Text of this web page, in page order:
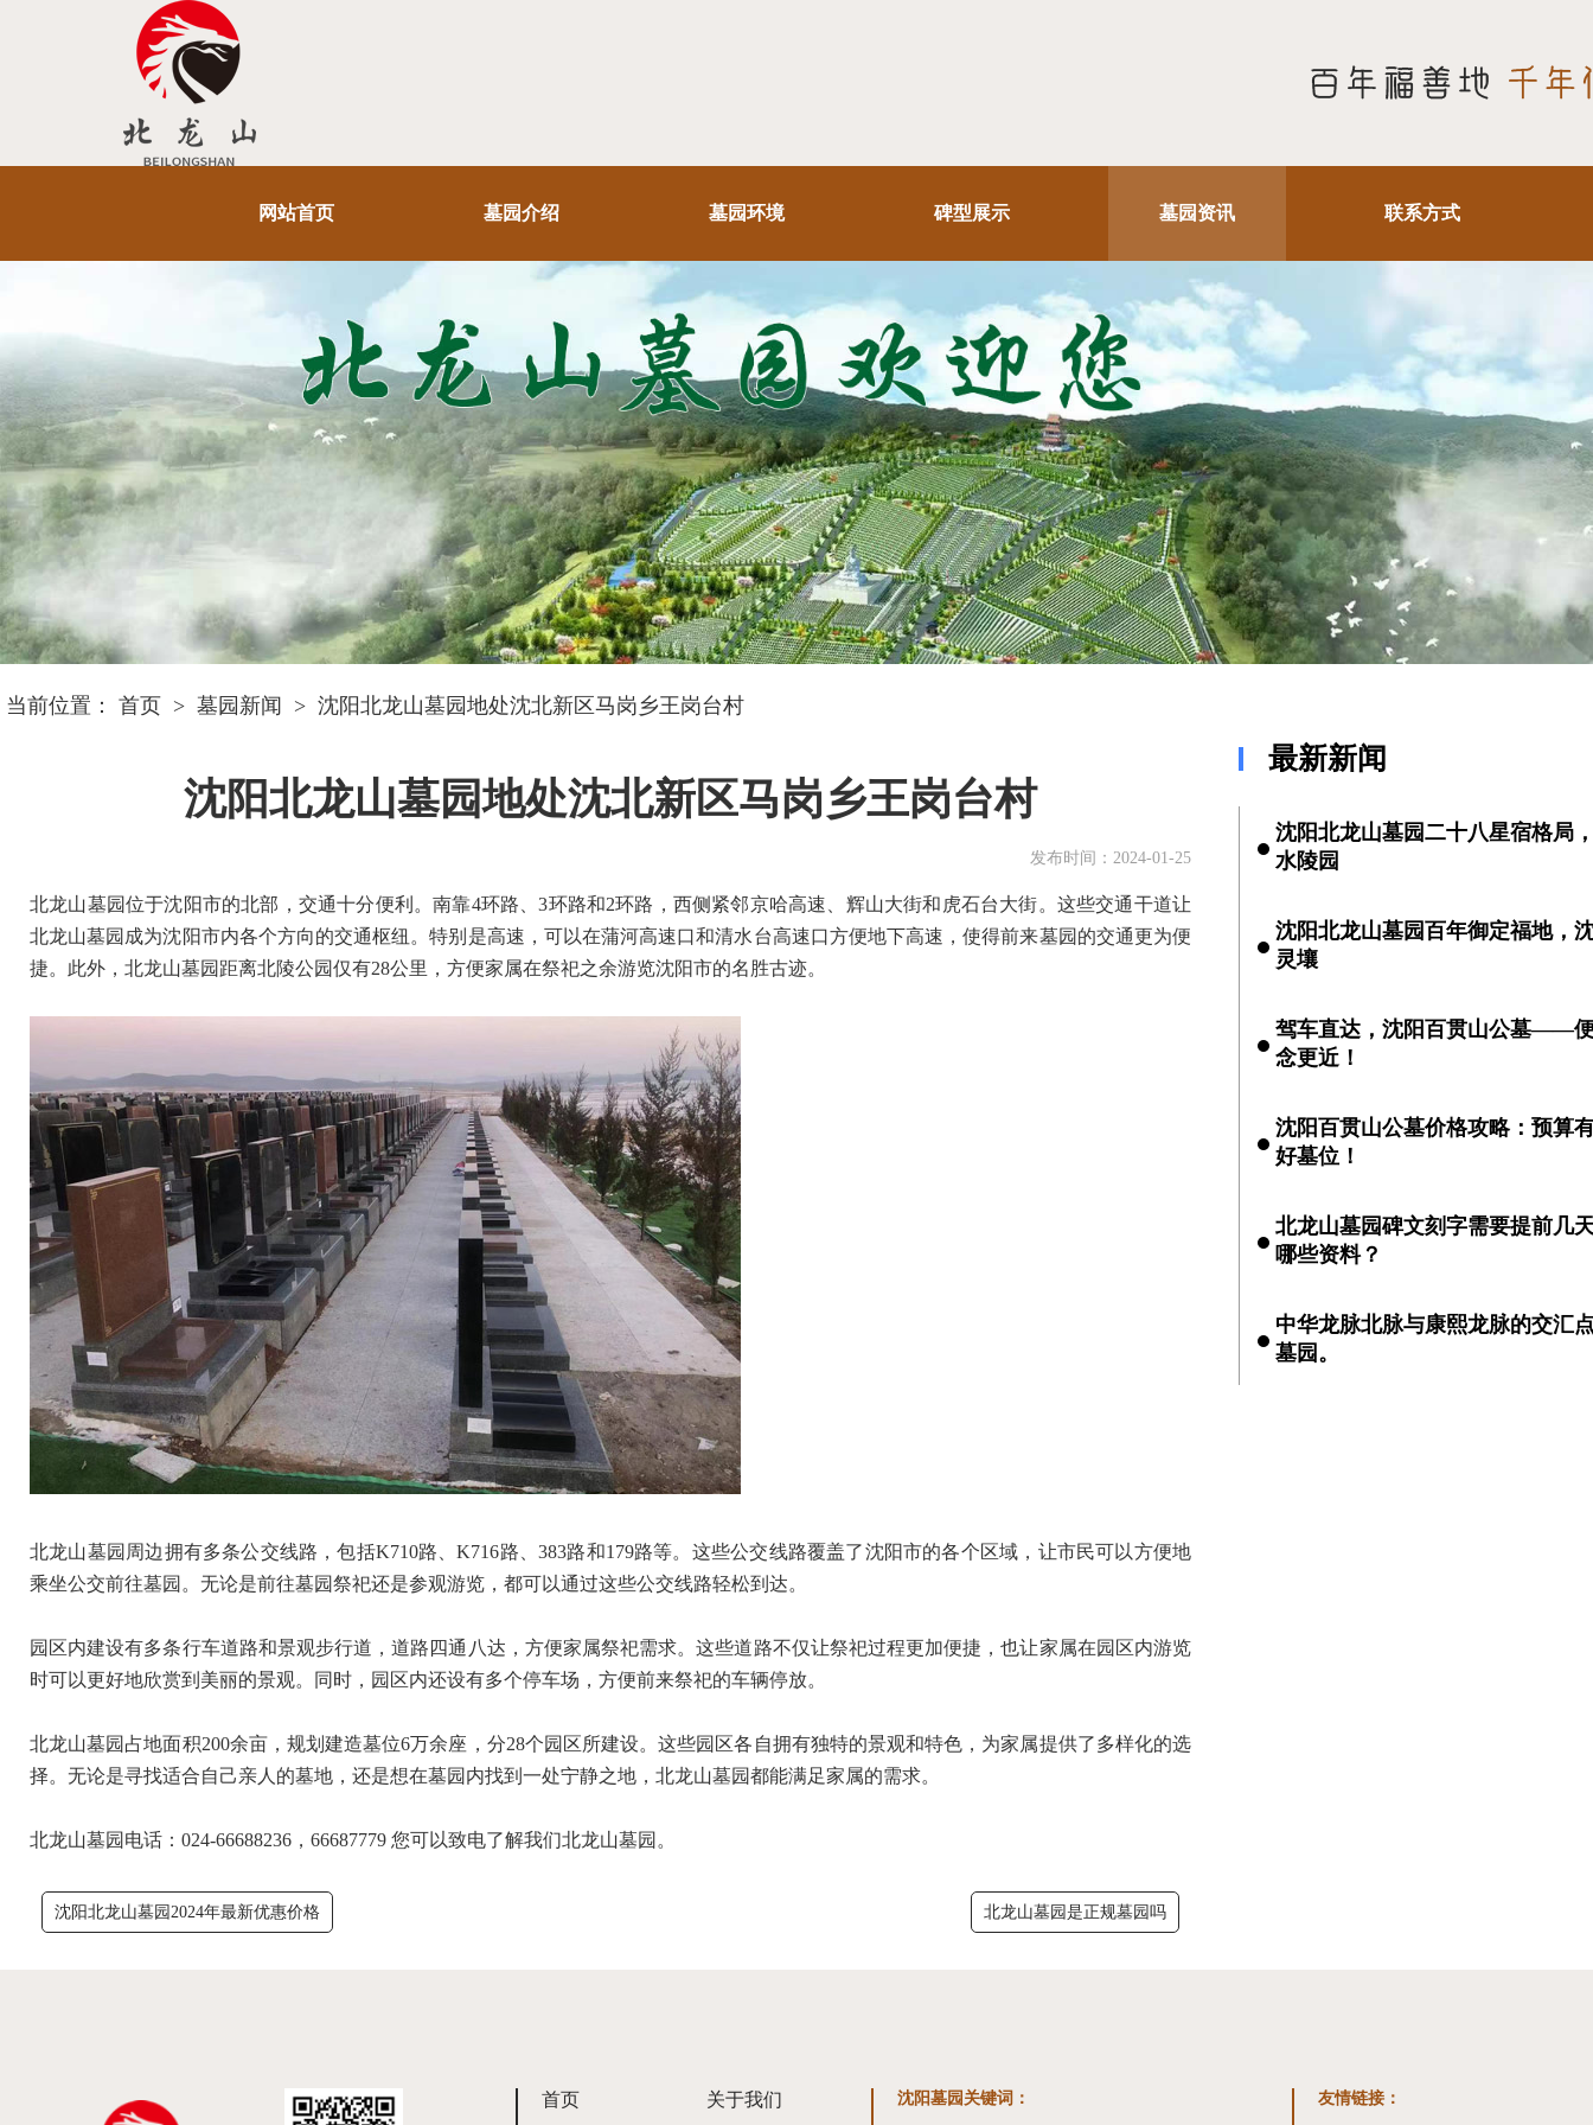
网站首页 墓园介绍 墓园环境 碑型展示 墓园资讯 联系方式
当前位置： 首页 > 墓园新闻 > 沈阳北龙山墓园地处沈北新区马岗乡王岗台村
沈阳北龙山墓园地处沈北新区马岗乡王岗台村
发布时间：2024-01-25
北龙山墓园位于沈阳市的北部，交通十分便利。南靠4环路、3环路和2环路，西侧紧邻京哈高速、辉山大街和虎石台大街。这些交通干道让
北龙山墓园成为沈阳市内各个方向的交通枢纽。特别是高速，可以在蒲河高速口和清水台高速口方便地下高速，使得前来墓园的交通更为便
捷。此外，北龙山墓园距离北陵公园仅有28公里，方便家属在祭祀之余游览沈阳市的名胜古迹。
北龙山墓园周边拥有多条公交线路，包括K710路、K716路、383路和179路等。这些公交线路覆盖了沈阳市的各个区域，让市民可以方便地
乘坐公交前往墓园。无论是前往墓园祭祀还是参观游览，都可以通过这些公交线路轻松到达。
园区内建设有多条行车道路和景观步行道，道路四通八达，方便家属祭祀需求。这些道路不仅让祭祀过程更加便捷，也让家属在园区内游览
时可以更好地欣赏到美丽的景观。同时，园区内还设有多个停车场，方便前来祭祀的车辆停放。
北龙山墓园占地面积200余亩，规划建造墓位6万余座，分28个园区所建设。这些园区各自拥有独特的景观和特色，为家属提供了多样化的选
择。无论是寻找适合自己亲人的墓地，还是想在墓园内找到一处宁静之地，北龙山墓园都能满足家属的需求。
北龙山墓园电话：024-66688236，66687779 您可以致电了解我们北龙山墓园。
沈阳北龙山墓园2024年最新优惠价格 北龙山墓园是正规墓园吗
最新新闻
沈阳北龙山墓园二十八星宿格局
水陵园
沈阳北龙山墓园百年御定福地，
灵壤
驾车直达，沈阳百贯山公墓——
念更近！
沈阳百贯山公墓价格攻略：预算
好墓位！
北龙山墓园碑文刻字需要提前几
哪些资料？
中华龙脉北脉与康熙龙脉的交汇
墓园。
首页 关于我们 沈阳墓园关键词 ： 友情链接 ：